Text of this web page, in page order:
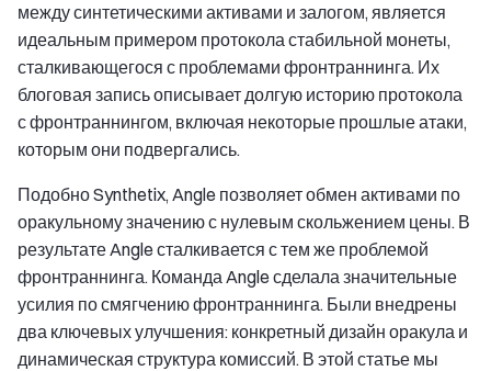
между синтетическими активами и залогом, является
идеальным примером протокола стабильной монеты,
сталкивающегося с проблемами фронтраннинга. Их
блоговая запись описывает долгую историю протокола
с фронтраннингом, включая некоторые прошлые атаки,
которым они подвергались.
Подобно Synthetix, Angle позволяет обмен активами по
оракульному значению с нулевым скольжением цены. В
результате Angle сталкивается с тем же проблемой
фронтраннинга. Команда Angle сделала значительные
усилия по смягчению фронтраннинга. Были внедрены
два ключевых улучшения: конкретный дизайн оракула и
динамическая структура комиссий. В этой статье мы